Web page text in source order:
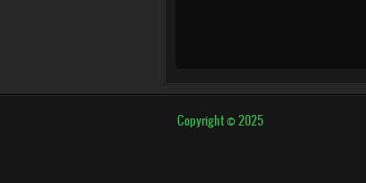
Copyright © 2025